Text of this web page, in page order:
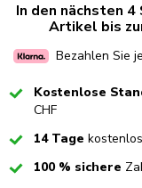
In den nächsten
Artikel bis
Bezahlen Sie
CheckedKostenlose
CHF
Checked14 Tage
Checked100 % sichere